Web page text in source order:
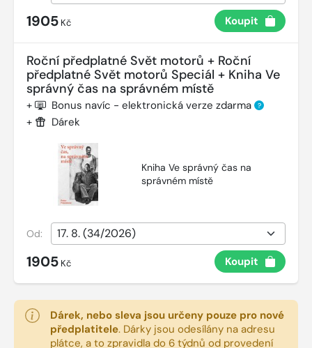
1905 Kč Koupit
Roční předplatné Svět motorů + Roční
předplatné Svět motorů Speciál + Kniha Ve
správný čas na správném místě
+ Bonus navíc - elektronická verze zdarma ?
+ Dárek
Kniha Ve správný čas na
správném místě
Od:
1905 Kč Koupit
Dárek, nebo sleva jsou určeny pouze pro nové
předplatitele. Dárky jsou odesílány na adresu
plátce, a to zpravidla do 6 týdnů od provedení